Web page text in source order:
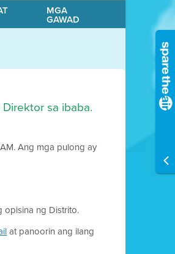
MGA
GAWAD
sa ibaba.
Ang mga pulong ay
opisina ng Distrito.
at panoorin ang ilang